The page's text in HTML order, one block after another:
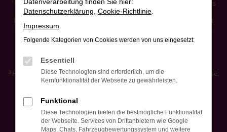
1
Ehemaliger Neupreis (Unverbindliche Preisempfehlung des Herstellers
am Tag der Erstzulassung).
Der errechnete Preisvorteil sowie die angegebene Ersparnis errechnet
sich gegenüber der ehemaligen unverbindlichen Preisempfehlung des
Herstellers am Tag der Erstzulassung (Neupreis).
Bruttopreise. Irrtümer vorbehalten.
3 Hierbei handelt es sich um ein Leasing-Angebot. Preise sind Bruttopreise.
Irrtümer vorbehalten.
Impressum
© 2026 Autohaus Peter Ebner GmbH | Am Mühlebach 5 | DE-79774
Albbruck | info@autohausebner.de |Webdesign by audaris.de
Datenschutzerklärung Cookie-Richtlinie
Impressum
Folgende Kategorien von Cookies werden von uns eingesetzt:
Essentiell
Diese Technologien sind erforderlich, um die
Kernfunktionalität der Webseite zu gewährleisten.
Funktional
Diese Technologien bieten die bestmögliche Funktionalität
der Webseite. Services von Drittanbietern wie Google
Maps, Chats, Fahrzeugbewertungssystem und weitere